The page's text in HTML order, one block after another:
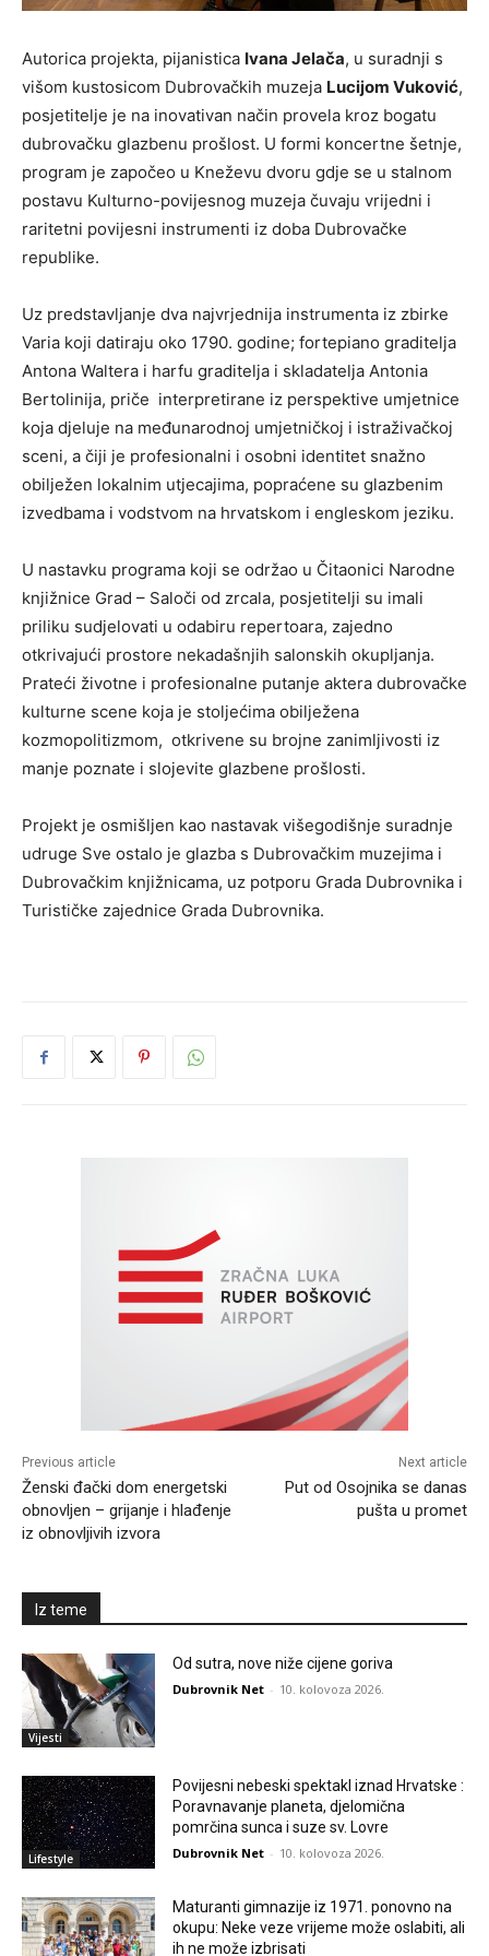
Autorica projekta, pijanistica Ivana Jelača, u suradnji s
višom kustosicom Dubrovačkih muzeja Lucijom Vuković,
posjetitelje je na inovativan način provela kroz bogatu
dubrovačku glazbenu prošlost. U formi koncertne šetnje,
program je započeo u Kneževu dvoru gdje se u stalnom
postavu Kulturno-povijesnog muzeja čuvaju vrijedni i
raritetni povijesni instrumenti iz doba Dubrovačke
republike.
Uz predstavljanje dva najvrjednija instrumenta iz zbirke
Varia koji datiraju oko 1790. godine; fortepiano graditelja
Antona Waltera i harfu graditelja i skladatelja Antonia
Bertolinija, priče interpretirane iz perspektive umjetnice
koja djeluje na međunarodnoj umjetničkoj i istraživačkoj
sceni, a čiji je profesionalni i osobni identitet snažno
obilježen lokalnim utjecajima, popraćene su glazbenim
izvedbama i vodstvom na hrvatskom i engleskom jeziku.
U nastavku programa koji se održao u Čitaonici Narodne
knjižnice Grad – Saloči od zrcala, posjetitelji su imali
priliku sudjelovati u odabiru repertoara, zajedno
otkrivajući prostore nekadašnjih salonskih okupljanja.
Prateći životne i profesionalne putanje aktera dubrovačke
kulturne scene koja je stoljećima obilježena
kozmopolitizmom, otkrivene su brojne zanimljivosti iz
manje poznate i slojevite glazbene prošlosti.
Projekt je osmišljen kao nastavak višegodišnje suradnje
udruge Sve ostalo je glazba s Dubrovačkim muzejima i
Dubrovačkim knjižnicama, uz potporu Grada Dubrovnika i
Turističke zajednice Grada Dubrovnika.
Previous article
Ženski đački dom energetski
obnovljen – grijanje i hlađenje
iz obnovljivih izvora
Next article
Put od Osojnika se danas
pušta u promet
Iz teme
Vijesti
Od sutra, nove niže cijene goriva
Dubrovnik Net - 10. kolovoza 2026.
Lifestyle
Povijesni nebeski spektakl iznad Hrvatske :
Poravnavanje planeta, djelomična
pomrčina sunca i suze sv. Lovre
Dubrovnik Net - 10. kolovoza 2026.
Maturanti gimnazije iz 1971. ponovno na
okupu: Neke veze vrijeme može oslabiti, ali
ih ne može izbrisati